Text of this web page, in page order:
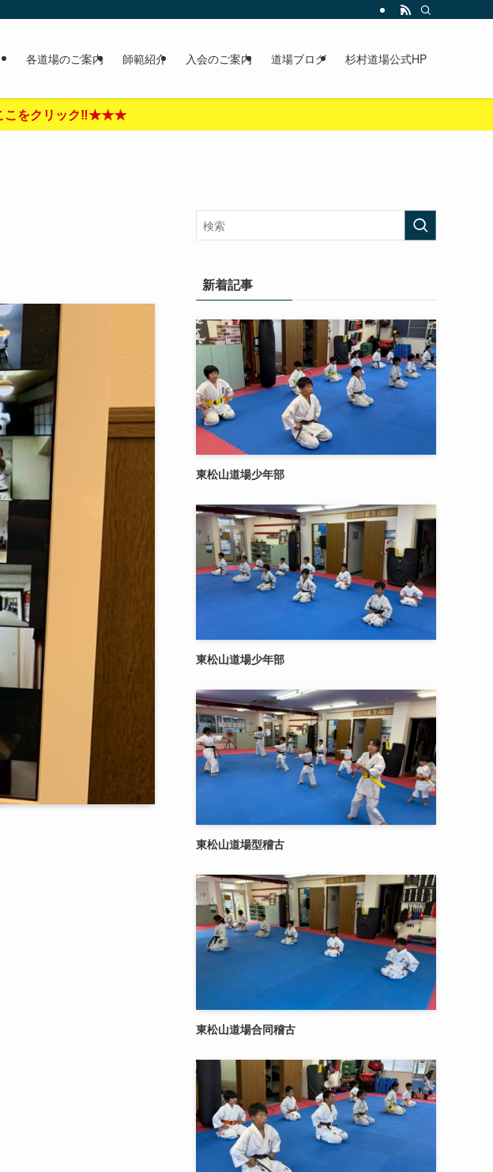
各道場のご案内 師範紹介 入会のご案内 道場ブログ 杉村道場公式HP
新着記事
東松山道場少年部
東松山道場少年部
東松山道場型稽古
東松山道場合同稽古